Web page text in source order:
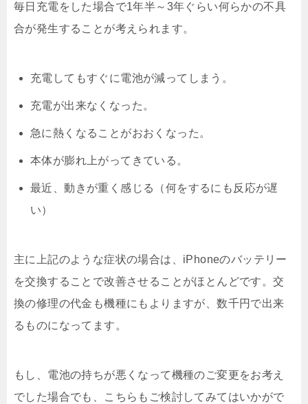
毎日充電をした場合で1年半～3年ぐらい何らかの不具
合が発生することが考えられます。
充電してもすぐに電池が減ってしまう。
充電が出来なくなった。
急に熱くなることがおおくなった。
本体が膨れ上がってきている。
最近、動きが重く感じる（何をするにも反応が遅
い）
主に上記のような症状の場合は、iPhoneのバッテリー
を交換することで改善させることがほとんどです。交
換の修理の代金も機種にもよりますが、数千円で出来
るものになってます。
もし、電池の持ちが悪くなって機種のご変更をお考え
でした場合でも、こちらもご検討してみてはいかがで